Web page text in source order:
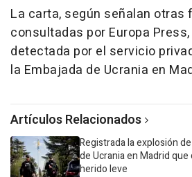
La carta, según señalan otras
consultadas por Europa
detectada por el servicio
la Embajada de Ucrania en
Artículos Relacionados
Registrada la explosión
de Ucrania en Madrid
herido leve